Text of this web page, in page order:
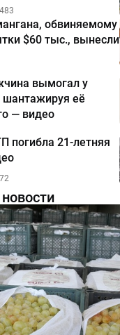
обвиняемому
$60 тыс., вынесли
вымогал у
её
— видео
погибла 21-летняя